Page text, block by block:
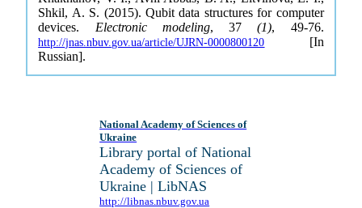
Shkil, A. S. (2015). Qubit data structures for computer
devices. Electronic modeling, 37(1), 49-76.
http://jnas.nbuv.gov.ua/article/UJRN-0000800120 [In
Russian].
National Academy of Sciences of
Ukraine
Library portal of National
Academy of Sciences of
Ukraine | LibNAS
http://libnas.nbuv.gov.ua